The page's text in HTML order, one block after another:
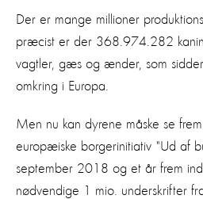
Der er mange millioner
præcist er der 368.974.282
vagtler, gæs og ænder, som
omkring i Europa.
Men nu kan dyrene måske se
europæiske borgerinitiativ "Ud af
september 2018 og et år frem
nødvendige 1 mio. underskrifter